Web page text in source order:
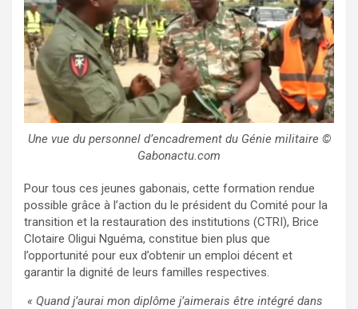
Une vue du personnel d’encadrement du Génie militaire ©
Gabonactu.com
Pour tous ces jeunes gabonais, cette formation rendue
possible grâce à l’action du le président du Comité pour la
transition et la restauration des institutions (CTRI), Brice
Clotaire Oligui Nguéma, constitue bien plus que
l’opportunité pour eux d’obtenir un emploi décent et
garantir la dignité de leurs familles respectives.
« Quand j’aurai mon diplôme j’aimerais être intégré dans